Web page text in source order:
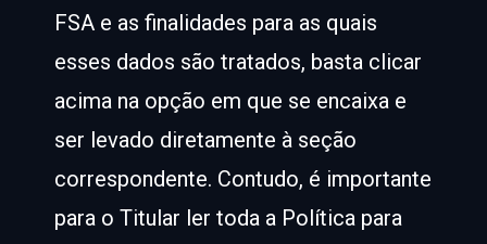
FSA e as finalidades para as quais
esses dados são tratados, basta clicar
acima na opção em que se encaixa e
ser levado diretamente à seção
correspondente. Contudo, é importante
para o Titular ler toda a Política para